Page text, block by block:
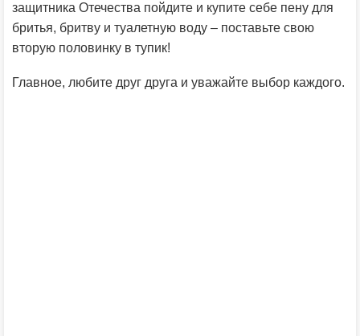
защитника Отечества пойдите и купите себе пену для
бритья, бритву и туалетную воду – поставьте свою
вторую половинку в тупик!
Главное, любите друг друга и уважайте выбор каждого.